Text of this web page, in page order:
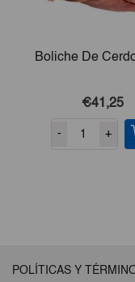
Boliche De
€41,25
- +
POLÍTICAS Y